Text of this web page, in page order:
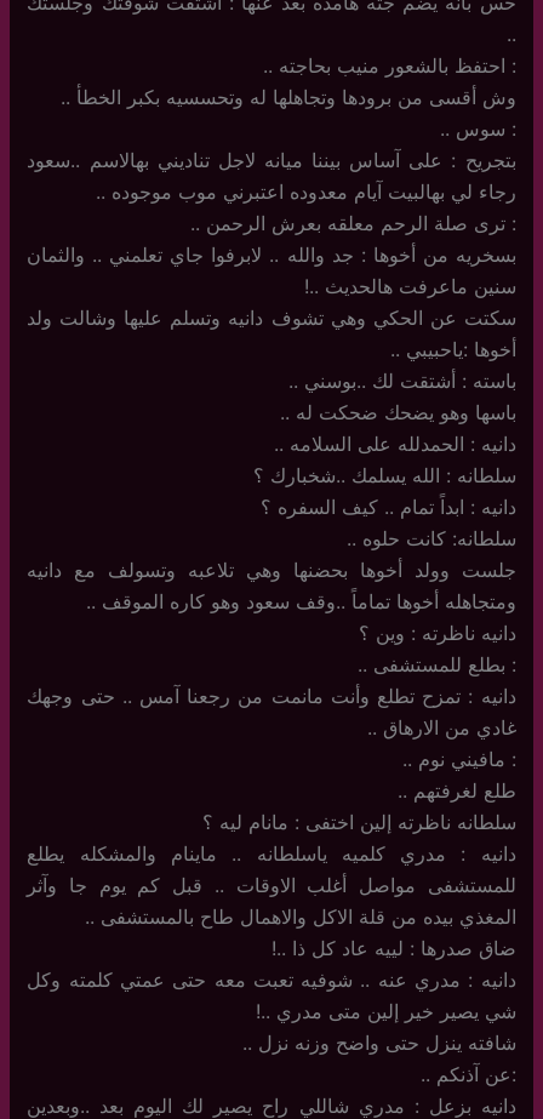
..
: احتفظ بالشعور منيب بحاجته ..
وش أقسى من برودها وتجاهلها له وتحسسيه بكبر الخطأ ..
: سوس ..
بتجريح : على آساس بيننا ميانه لاجل تناديني بهالاسم ..سعود
رجاء لي بهالبيت آيام معدوده اعتبرني موب موجوده ..
: ترى صلة الرحم معلقه بعرش الرحمن ..
بسخريه من أخوها : جد والله .. لابرفوا جاي تعلمني .. والثمان
سنين ماعرفت هالحديث ..!
سكتت عن الحكي وهي تشوف دانيه وتسلم عليها وشالت ولد
أخوها :ياحبيبي ..
باسته : أشتقت لك ..بوسني ..
باسها وهو يضحك ضحكت له ..
دانيه : الحمدلله على السلامه ..
سلطانه : الله يسلمك ..شخبارك ؟
دانيه : ابداً تمام .. كيف السفره ؟
سلطانه: كانت حلوه ..
جلست وولد أخوها بحضنها وهي تلاعبه وتسولف مع دانيه
ومتجاهله أخوها تماماً ..وقف سعود وهو كاره الموقف ..
دانيه ناظرته : وين ؟
: بطلع للمستشفى ..
دانيه : تمزح تطلع وأنت مانمت من رجعنا آمس .. حتى وجهك
غادي من الارهاق ..
: مافيني نوم ..
طلع لغرفتهم ..
سلطانه ناظرته إلين اختفى : مانام ليه ؟
دانيه : مدري كلميه ياسلطانه .. ماينام والمشكله يطلع
للمستشفى مواصل أغلب الاوقات .. قبل كم يوم جا وآثر
المغذي بيده من قلة الاكل والاهمال طاح بالمستشفى ..
ضاق صدرها : لييه عاد كل ذا ..!
دانيه : مدري عنه .. شوفيه تعبت معه حتى عمتي كلمته وكل
شي يصير خير إلين متى مدري ..!
شافته ينزل حتى واضح وزنه نزل ..
:عن آذنكم ..
دانيه بزعل : مدري شاللي راح يصير لك اليوم بعد ..وبعدين